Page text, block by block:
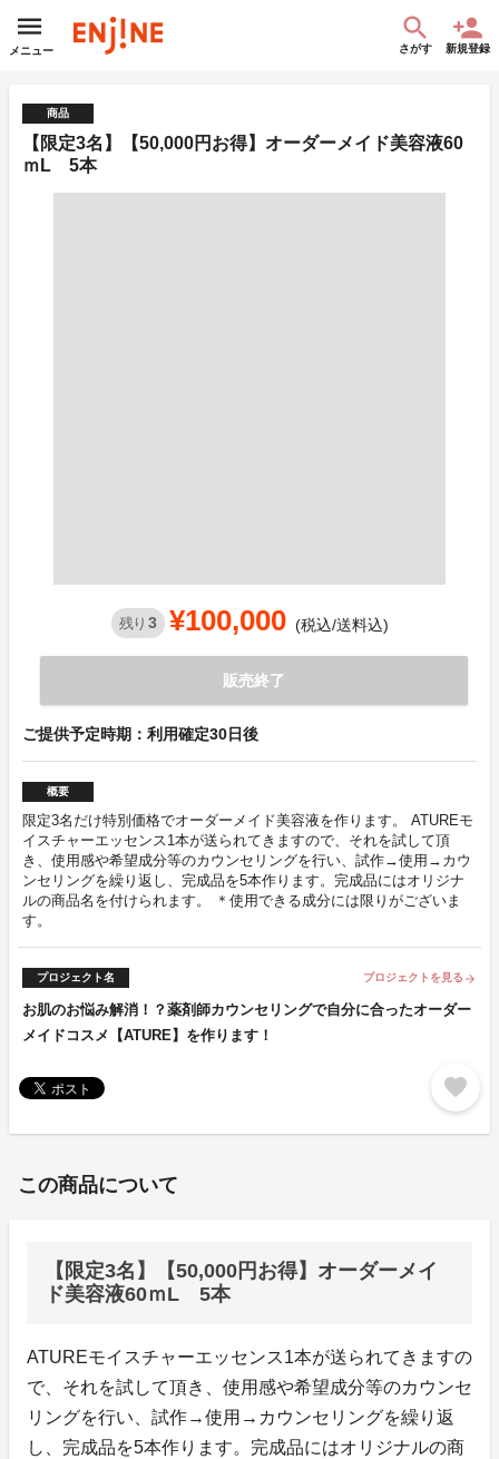
メニュー さがす 新規登録
商品
【限定3名】【50,000円お得】オーダーメイド美容液60
ｍL 5本
残り 3 ¥100,000 (税込/送料込)
販売終了
ご提供予定時期：利用確定30日後
概要
限定3名だけ特別価格でオーダーメイド美容液を作ります。 ATUREモ
イスチャーエッセンス1本が送られてきますので、それを試して頂
き、使用感や希望成分等のカウンセリングを行い、試作→使用→カウ
ンセリングを繰り返し、完成品を5本作ります。完成品にはオリジナ
ルの商品名を付けられます。 ＊使用できる成分には限りがございま
す。
プロジェクト名 プロジェクトを見る arrow_forward
お肌のお悩み解消！？薬剤師カウンセリングで自分に合ったオーダー
メイドコスメ【ATURE】を作ります！
favorite
この商品について
【限定3名】【50,000円お得】オーダーメイ
ド美容液60ｍL 5本
ATUREモイスチャーエッセンス1本が送られてきますの
で、それを試して頂き、使用感や希望成分等のカウンセ
リングを行い、試作→使用→カウンセリングを繰り返
し、完成品を5本作ります。完成品にはオリジナルの商